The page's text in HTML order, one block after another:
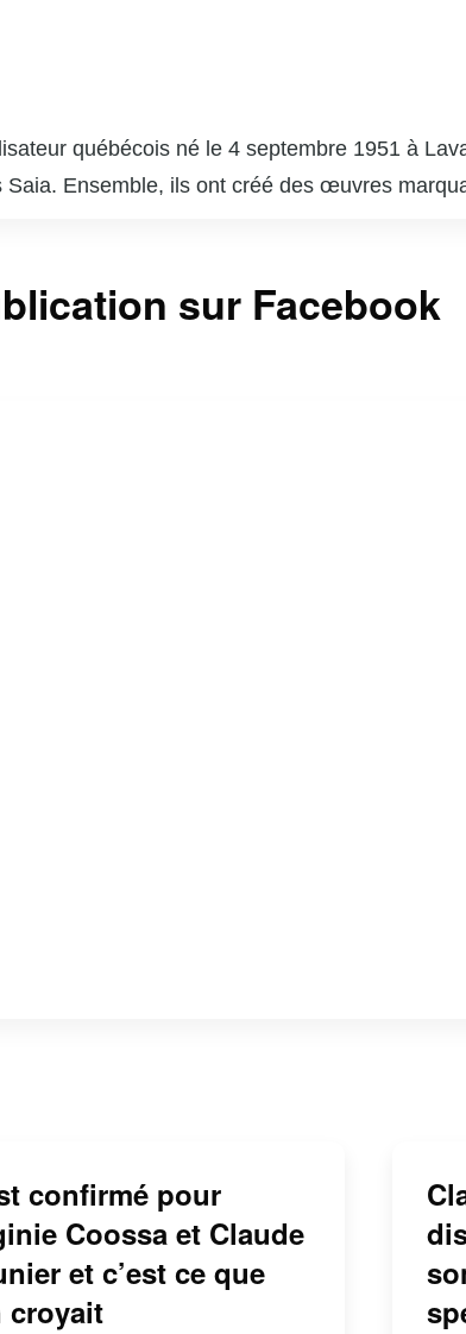
québécois né le 4 septembre 1951 à
Ensemble, ils ont créé des œuvres
travail à la télévision et au théâtre, Claude
du Québec. Son style unique, mêlant humour
sur Facebook
confirmé pour
Coossa et Claude
et c’est ce que
croyait